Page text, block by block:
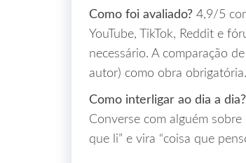
Como foi avaliado? 4,9/5
YouTube, TikTok, Reddit e
necessário. A comparação
autor) como obra obrigatória.
Como interligar ao dia a dia?
Converse com alguém
que li” e vira “coisa que